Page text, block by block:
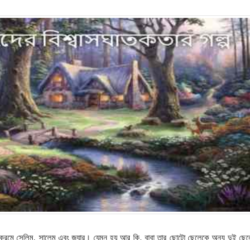
সেলিম, সালেম এবং জুযার। যেমন হয় আর কি, বাবা তার ছোটো ছেলেকে অন্য দুই